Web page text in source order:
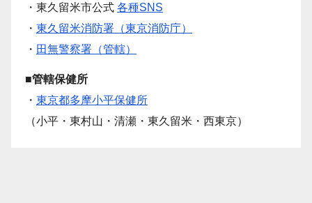
・東久留米市公式 各種SNS
・ 東久留米消防署（東京消防庁）
・ 田無警察署（管轄）
■管轄保健所
・ 東京都多摩小平保健所
（小平・東村山・清瀬・東久留米・西東京）